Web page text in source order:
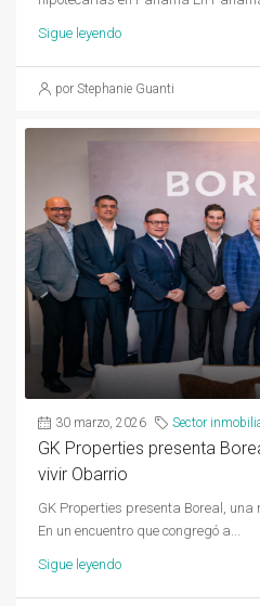
Sigue leyendo
por Stephanie Guanti
30 marzo, 2026 Sector
GK Properties presenta
vivir Obarrio
GK Properties presenta Boreal,
En un encuentro que congregó a...
Sigue leyendo